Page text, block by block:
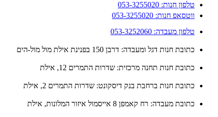
טלפון חנות: 053-3255020
ווטסאפ חנות: 053-3255020
טלפון מעבדה: 053-3252060
כתובת חנות דגל ומעבדה: דרבן 150 בפנינת אילת מול מול-הים
כתובת חנות תחנה מרכזית: שדרות התמרים 12, אילת
כתובת חנות ברחבת בנק דיסקונט: שדרות התמרים 2, אילת
כתובת מעבדה: רח קאמפן 8 אייסמול איזור המלונות, אילת